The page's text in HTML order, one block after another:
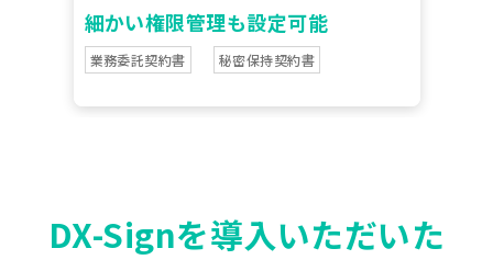
細かい権限管理も設定可能
業務委託契約書 秘密保持契約書
DX-Signを導入いただいた